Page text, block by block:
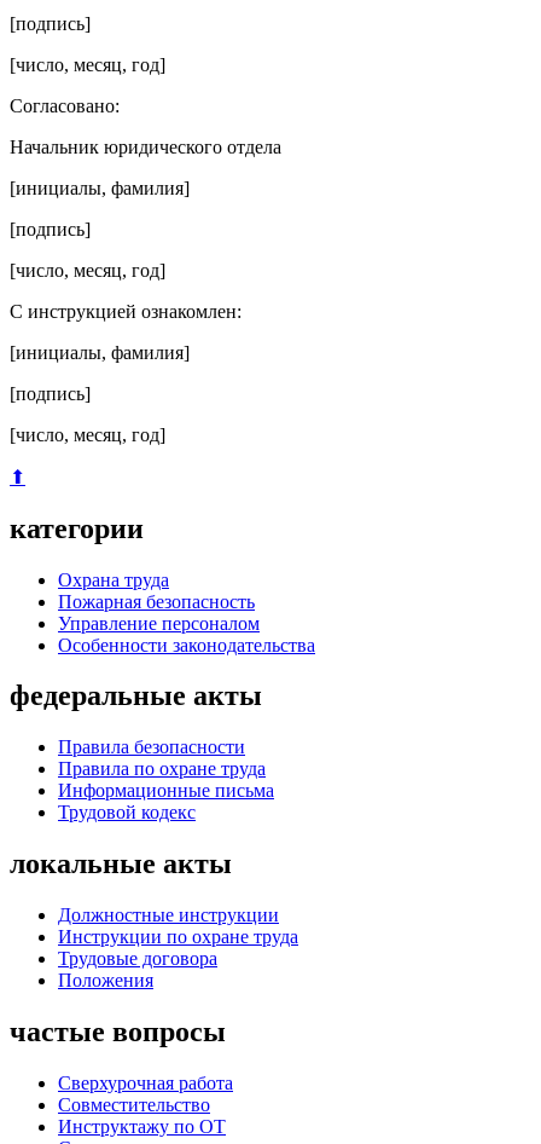
[подпись]
[число, месяц, год]
Согласовано:
Начальник юридического отдела
[инициалы, фамилия]
[подпись]
[число, месяц, год]
С инструкцией ознакомлен:
[инициалы, фамилия]
[подпись]
[число, месяц, год]
⬆
категории
Охрана труда
Пожарная безопасность
Управление персоналом
Особенности законодательства
федеральные акты
Правила безопасности
Правила по охране труда
Информационные письма
Трудовой кодекс
локальные акты
Должностные инструкции
Инструкции по охране труда
Трудовые договора
Положения
частые вопросы
Сверхурочная работа
Совместительство
Инструктажу по ОТ